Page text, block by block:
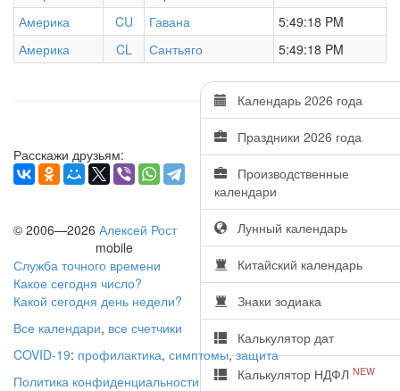
Америка
CU Гавана
5:49:19 PM
Америка
CL Сантьяго 5:49:19 PM
Календарь 2026 года
Праздники 2026 года
Производственные
календари
Лунный календарь
Китайский календарь
Знаки зодиака
Калькулятор дат
Калькулятор НДФЛ NEW
Расскажи друзьям:
© 2006—2026 Алексей Рост
mobile
Служба точного времени
Какое сегодня число?
Какой сегодня день недели?
Все календари, все счетчики
COVID-19: профилактика, симптомы,защита
Политика конфиденциальности